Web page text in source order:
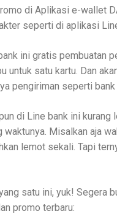
di Aplikasi e-wallet
seperti di aplikasi
ini gratis pembuatan
untuk satu kartu. Dan
pengiriman seperti bank
di Line bank ini kurang
Misalkan aja
lemot sekali. Tapi
satu ini, yuk! Segera
promo terbaru: